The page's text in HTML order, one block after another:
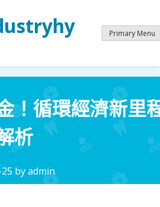
Primary Menu
！循環經濟新里
析
byadmin